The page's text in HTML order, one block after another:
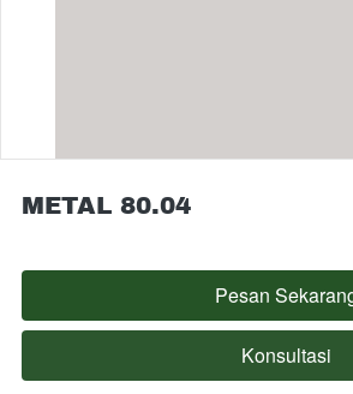
METAL 80.04
Pesan
Konsultasi